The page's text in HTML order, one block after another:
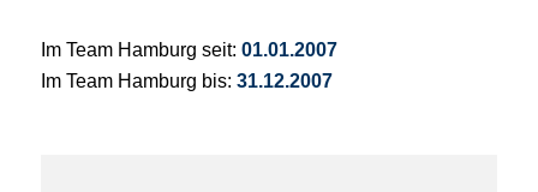
Im Team Hamburg seit: 01.01.2007
Im Team Hamburg bis: 31.12.2007